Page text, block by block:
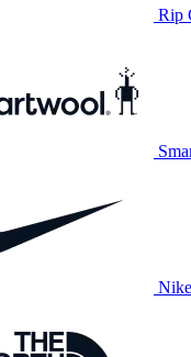
Rip
Nike